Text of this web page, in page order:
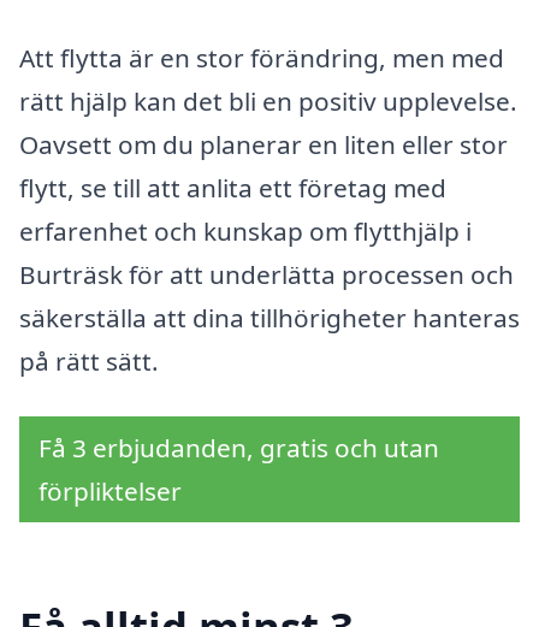
Att flytta är en stor förändring, men med
rätt hjälp kan det bli en positiv upplevelse.
Oavsett om du planerar en liten eller stor
flytt, se till att anlita ett företag med
erfarenhet och kunskap om flytthjälp i
Burträsk för att underlätta processen och
säkerställa att dina tillhörigheter hanteras
på rätt sätt.
Få 3 erbjudanden, gratis och utan
förpliktelser